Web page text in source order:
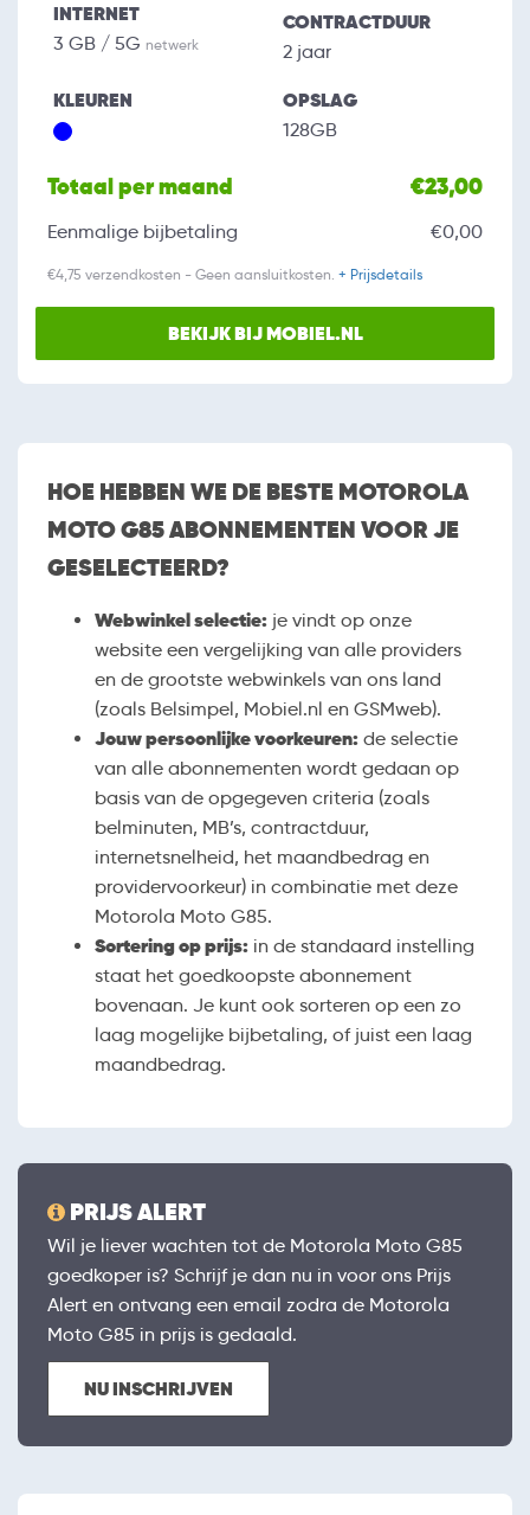
INTERNET
3 GB / 5G netwerk
CONTRACTDUUR
2 jaar
KLEUREN OPSLAG
128GB
Totaal per maand €23,00
Eenmalige bijbetaling €0,00
€4,75 verzendkosten - Geen aansluitkosten. + Prijsdetails
BEKIJK BIJ MOBIEL.NL
HOE HEBBEN WE DE BESTE MOTOROLA
MOTO G85 ABONNEMENTEN VOOR JE
GESELECTEERD?
Webwinkel selectie: je vindt op onze
website een vergelijking van alle providers
en de grootste webwinkels van ons land
(zoals Belsimpel, Mobiel.nl en GSMweb).
Jouw persoonlijke voorkeuren: de selectie
van alle abonnementen wordt gedaan op
basis van de opgegeven criteria (zoals
belminuten, MB’s, contractduur,
internetsnelheid, het maandbedrag en
providervoorkeur) in combinatie met deze
Motorola Moto G85.
Sortering op prijs: in de standaard instelling
staat het goedkoopste abonnement
bovenaan. Je kunt ook sorteren op een zo
laag mogelijke bijbetaling, of juist een laag
maandbedrag.
PRIJS ALERT
Wil je liever wachten tot de Motorola Moto G85
goedkoper is? Schrijf je dan nu in voor ons Prijs
Alert en ontvang een email zodra de Motorola
Moto G85 in prijs is gedaald.
NU INSCHRIJVEN